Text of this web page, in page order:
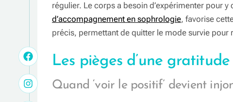
régulier. Le corps a besoin d’expérimenter pour
d’accompagnement en sophrologie, favorise
précis, permettant de quitter le mode survie pour
Les pièges d’une
Quand ‘voir le positif’ devient